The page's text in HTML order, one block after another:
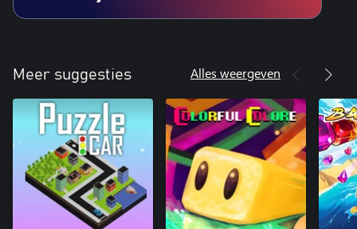
Meer suggesties Alles weergeven